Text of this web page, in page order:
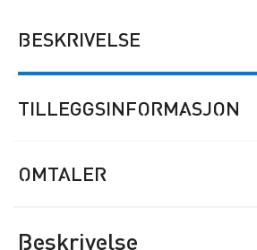
BESKRIVELSE
TILLEGGSINFORMASJON
OMTALER
Beskrivelse